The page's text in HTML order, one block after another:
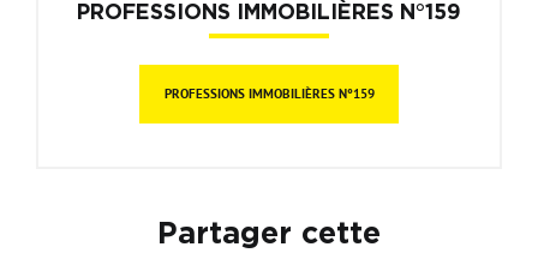
PROFESSIONS IMMOBILIÈRES N°159
PROFESSIONS IMMOBILIÈRES N°159
Partager cette